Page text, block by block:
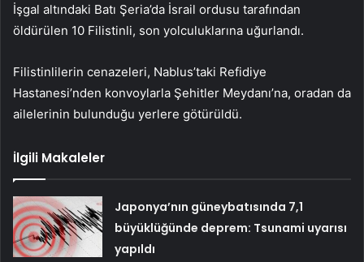
İşgal altındaki Batı Şeria’da İsrail ordusu tarafından
öldürülen 10 Filistinli, son yolculuklarına uğurlandı.
Filistinlilerin cenazeleri, Nablus’taki Refidiye
Hastanesi’nden konvoylarla Şehitler Meydanı’na, oradan da
ailelerinin bulunduğu yerlere götürüldü.
İlgili Makaleler
Japonya’nın güneybatısında 7,1
büyüklüğünde deprem: Tsunami uyarısı
yapıldı